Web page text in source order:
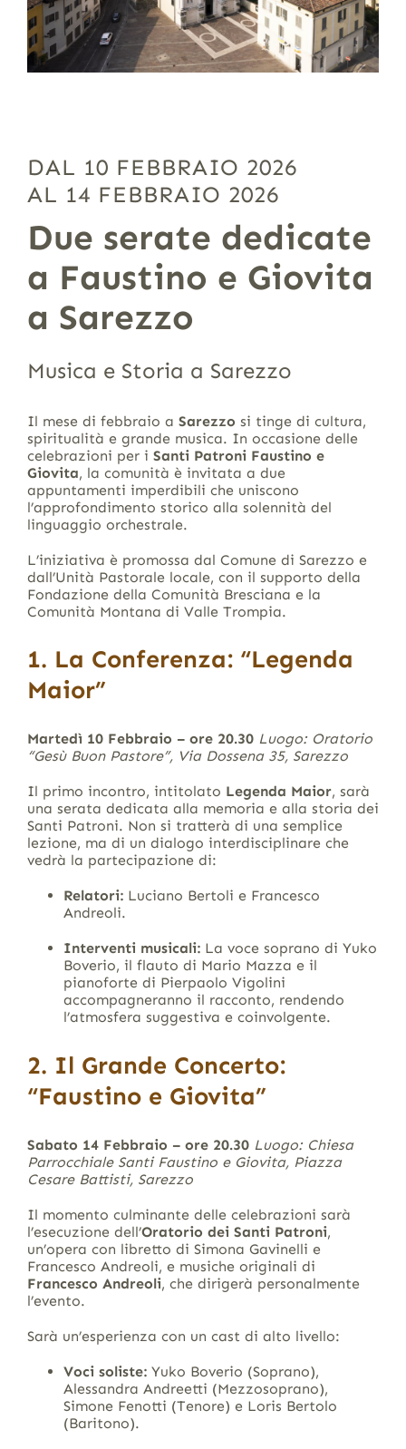
DAL 10 FEBBRAIO 2026
AL 14 FEBBRAIO 2026
Due serate dedicate
a Faustino e Giovita
a Sarezzo
Musica e Storia a Sarezzo
Il mese di febbraio a Sarezzo si tinge di cultura,
spiritualità e grande musica. In occasione delle
celebrazioni per i Santi Patroni Faustino e
Giovita, la comunità è invitata a due
appuntamenti imperdibili che uniscono
l’approfondimento storico alla solennità del
linguaggio orchestrale.
L’iniziativa è promossa dal Comune di Sarezzo e
dall’Unità Pastorale locale, con il supporto della
Fondazione della Comunità Bresciana e la
Comunità Montana di Valle Trompia.
1. La Conferenza: “Legenda
Maior”
Martedì 10 Febbraio – ore 20.30 Luogo: Oratorio
“Gesù Buon Pastore”, Via Dossena 35, Sarezzo
Il primo incontro, intitolato Legenda Maior, sarà
una serata dedicata alla memoria e alla storia dei
Santi Patroni. Non si tratterà di una semplice
lezione, ma di un dialogo interdisciplinare che
vedrà la partecipazione di:
Relatori:Luciano Bertoli e Francesco
Andreoli.
Interventi musicali:La voce soprano di Yuko
Boverio, il flauto di Mario Mazza e il
pianoforte di Pierpaolo Vigolini
accompagneranno il racconto, rendendo
l’atmosfera suggestiva e coinvolgente.
2. Il Grande Concerto:
“Faustino e Giovita”
Sabato 14 Febbraio – ore 20.30 Luogo: Chiesa
Parrocchiale Santi Faustino e Giovita, Piazza
Cesare Battisti, Sarezzo
Il momento culminante delle celebrazioni sarà
l’esecuzione dell’Oratorio dei Santi Patroni,
un’opera con libretto di Simona Gavinelli e
Francesco Andreoli, e musiche originali di
Francesco Andreoli, che dirigerà personalmente
l’evento.
Sarà un’esperienza con un cast di alto livello:
Voci soliste:Yuko Boverio (Soprano),
Alessandra Andreetti (Mezzosoprano),
Simone Fenotti (Tenore) e Loris Bertolo
(Baritono).